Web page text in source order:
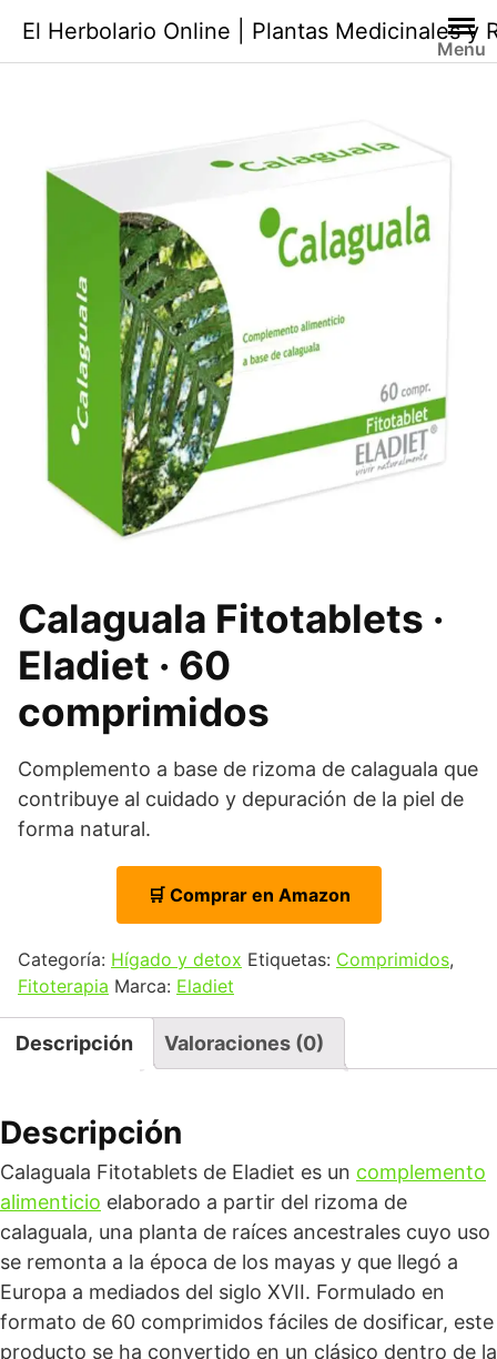
contenido
El Herbolario Online | Plantas Medicinales y
Menu
Calaguala Fitotablets ·
Eladiet · 60
comprimidos
Complemento a base de rizoma de calaguala que
contribuye al cuidado y depuración de la piel de
forma natural.
🛒 Comprar en Amazon
Categoría: Hígado y detox Etiquetas: Comprimidos,
Fitoterapia Marca: Eladiet
Descripción Valoraciones (0)
Descripción
Calaguala Fitotablets de Eladiet es un complemento
alimenticio elaborado a partir del rizoma de
calaguala, una planta de raíces ancestrales cuyo uso
se remonta a la época de los mayas y que llegó a
Europa a mediados del siglo XVII. Formulado en
formato de 60 comprimidos fáciles de dosificar, este
producto se ha convertido en un clásico dentro de la